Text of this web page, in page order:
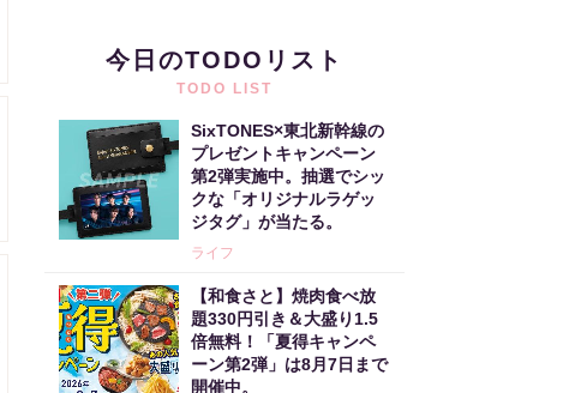
今日のTODOリスト
TODO LIST
SixTONES×東北新幹線の
プレゼントキャンペーン
第2弾実施中。抽選でシッ
クな「オリジナルラゲッ
ジタグ」が当たる。
ライフ
【和食さと】焼肉食べ放
題330円引き＆大盛り1.5
倍無料！「夏得キャンペ
ーン第2弾」は8月7日まで
開催中。